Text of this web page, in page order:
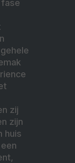
zij
zijn
huis